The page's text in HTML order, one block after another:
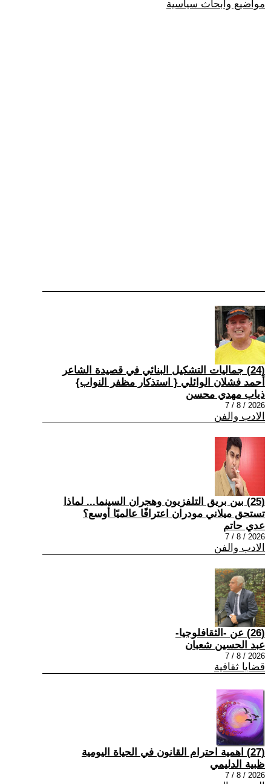
مواضيع وابحاث سياسية
(24) جماليات التشكيل البنائي في قصيدة الشاعر
أحمد فشلان الوائلي { استذكار مظفر النواب}
ذياب مهدي محسن
2026 / 8 / 7
الادب والفن
(25) بين بريق التلفزيون وهجران السينما... لماذا
تستحق ميلاني مودران اعترافًا عالميًا أوسع؟
عدي حاتم
2026 / 8 / 7
الادب والفن
(26) عن -الثقافلوجيا-
عبد الحسين شعبان
2026 / 8 / 7
قضايا ثقافية
(27) اهمية احترام القانون في الحياة اليومية
ظبية الدليمي
2026 / 8 / 7